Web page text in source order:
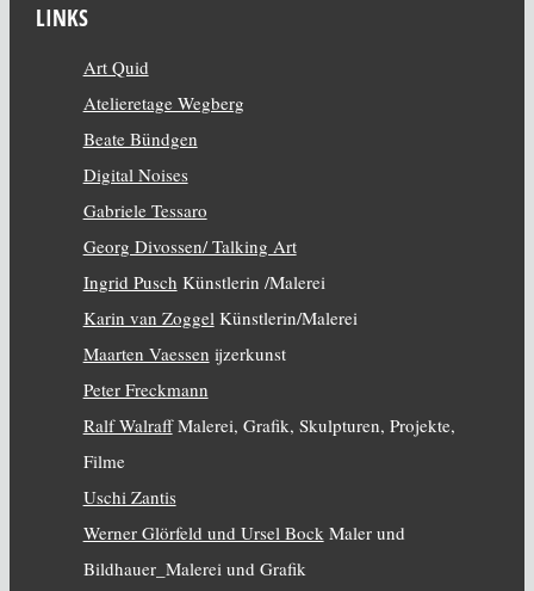
LINKS
Art Quid
Atelieretage Wegberg
Beate Bündgen
Digital Noises
Gabriele Tessaro
Georg Divossen/ Talking Art
Ingrid Pusch Künstlerin /Malerei
Karin van Zoggel Künstlerin/Malerei
Maarten Vaessen ijzerkunst
Peter Freckmann
Ralf WalraffMalerei, Grafik, Skulpturen, Projekte,
Filme
Uschi Zantis
Werner Glörfeld und Ursel Bock Maler und
Bildhauer_Malerei und Grafik